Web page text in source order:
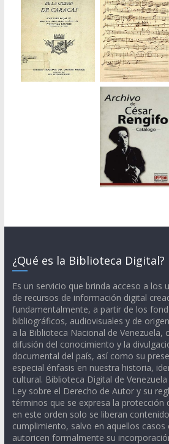
¿Qué es la Biblioteca Digital?
Es un servicio que brinda acceso a los
de recursos de información digital
fundamentalmente, a partir de los
bibliográficos, audiovisuales y de
a la Biblioteca Nacional de Venezuela,
difusión del conocimiento y la
documental del país, así como su
especial énfasis en nuestra historia,
cultural. Biblioteca Digital de
Ley sobre el Derecho de Autor y su
términos que se expresa la protección
en este orden solo se liberan
cumplimiento, salvo en aquellos casos
autoricen formalmente su